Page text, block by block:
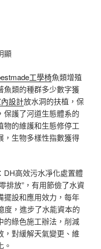
顯
工學椅魚類增殖
魚類的種群多少數字獲
設計放水洞的扶植，保
保護了河道生態體系的
物的維護和生態修停工
，生物多樣性指數獲得
DH高效污水凈化處置體
排放”，有用節儉了水資
擺設和應用效力，每年
度，進步了水能資本的
的綠色施工辦法，削減
，對緩解天氣變更、維